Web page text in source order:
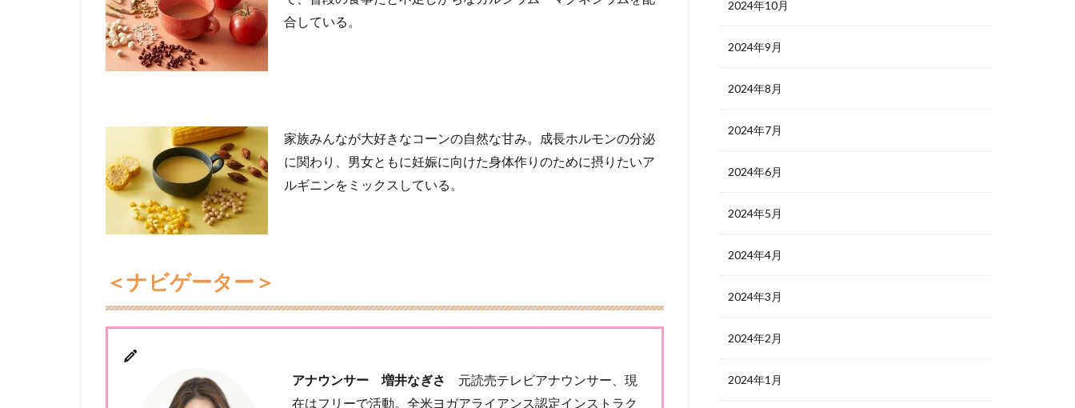
合している。
家族みんなが大好きなコーンの自然な甘み。成長ホルモンの分泌
に関わり、男女ともに妊娠に向けた身体作りのために摂りたいア
ルギニンをミックスしている。
＜ナビゲーター＞
アナウンサー 増井なぎさ 元読売テレビアナウンサー、現
在はフリーで活動。全米ヨガアライアンス認定インストラク
2024年10月
2024年9月
2024年8月
2024年7月
2024年6月
2024年5月
2024年4月
2024年3月
2024年2月
2024年1月